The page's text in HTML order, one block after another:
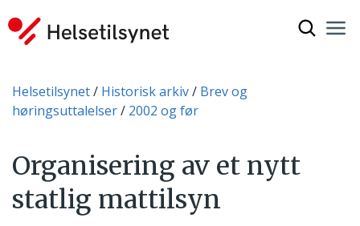
Du er her:
Helsetilsynet Historisk arkiv
Brev og
høringsuttalelser
2002 og før
Organisering av et nytt
statlig mattilsyn